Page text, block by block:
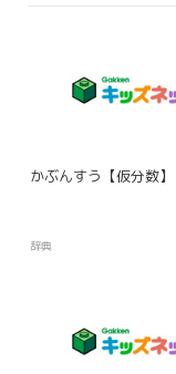
かぶんすう【仮分数】
辞典